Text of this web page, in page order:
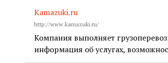
Kamazuki.ru
http://www.kamazuki.ru/
Компания выполняет
информация об услугах,